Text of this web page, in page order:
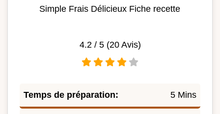
Simple Frais Délicieux Fiche recette
4.2 / 5 (20Avis)
Temps de préparation: 5 Mins